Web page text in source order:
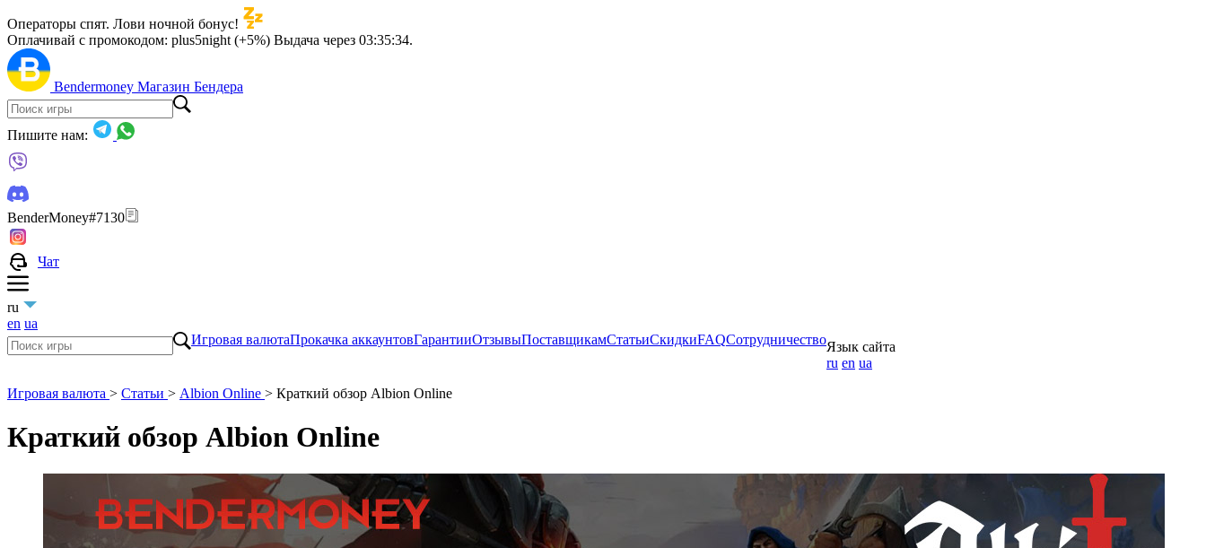
Операторы спят. Лови ночной бонус!
Оплачивай с промокодом: plus5night (+5%) Выдача через 03:35:33.
Bendermoney Магазин Бендера
Пишите нам:
BenderMoney#7130
Чат
ru
en ua
Игровая валютаПрокачка аккаунтовГарантииОтзывыПоставщикамСтатьиСкидкиFAQСотрудничествоЯзык сайта
ru en ua
Игровая валюта > Статьи > Albion Online > Краткий обзор Albion Online
Краткий обзор Albion Online